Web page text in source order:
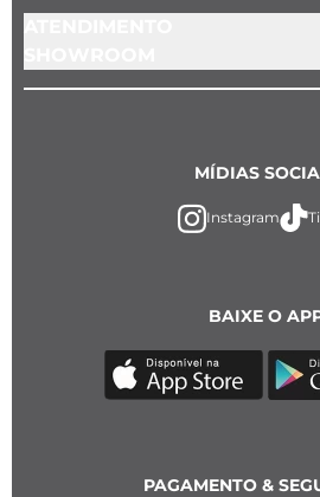
BAIXE O
MÍDIAS
Instagram
PAGAMENTO &